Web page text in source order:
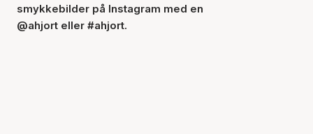
smykkebilder på Instagram med en
@ahjort eller #ahjort.